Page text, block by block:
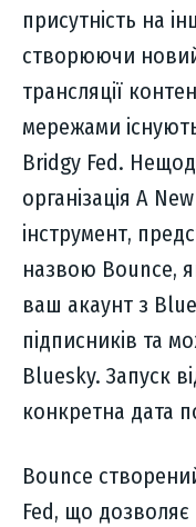
присутність на
створюючи
трансляції
мережами
Bridgy Fed.
організація A
інструмент,
назвою Bounce,
ваш акаунт з
підписників та
Bluesky. Запуск
конкретна дата
Bounce
Fed, що дозволяє